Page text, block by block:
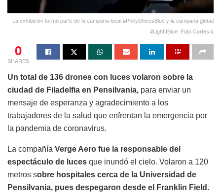
La exhibición formó parte de la campaña local #PhillyShinesBlue y la campaña global
#LightItBlue. Foto Cortesía
0
SHARES
Un total de 136 drones con luces volaron sobre la
ciudad de Filadelfia en Pensilvania, para enviar un
mensaje de esperanza y agradecimiento a los
trabajadores de la salud que enfrentan la emergencia por
la pandemia de coronavirus.
La compañía Verge Aero fue la responsable del
espectáculo de luces que inundó el cielo. Volaron a 120
metros sobre hospitales cerca de la Universidad de
Pensilvania, pues despegaron desde el Franklin Field.